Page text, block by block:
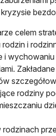
celem
rodzin i
i
rodziny
rodzinach